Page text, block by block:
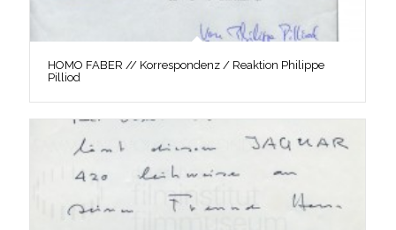
HOMO FABER // Korrespondenz / Reaktion Philippe
Pilliod